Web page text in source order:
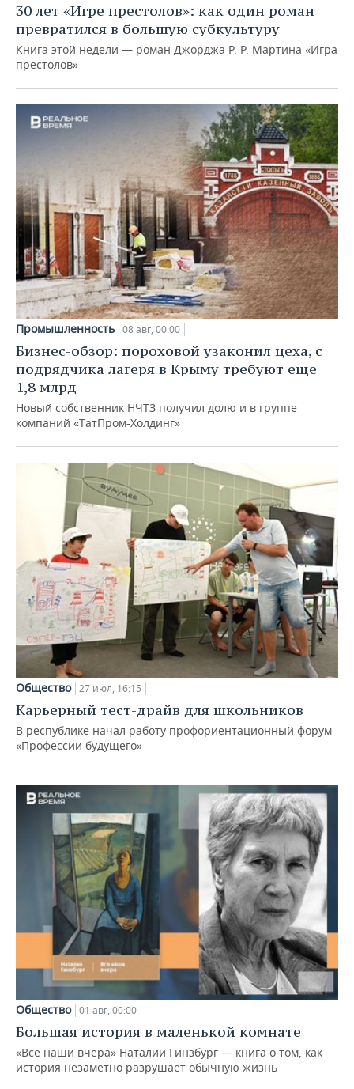
30 лет «Игре престолов»: как один роман
превратился в большую субкультуру
Книга этой недели — роман Джорджа Р. Р. Мартина «Игра
престолов»
Промышленность 08 авг, 00:00
Бизнес-обзор: пороховой узаконил цеха, с
подрядчика лагеря в Крыму требуют еще
1,8 млрд
Новый собственник НЧТЗ получил долю и в группе
компаний «ТатПром-Холдинг»
Общество 27 июл, 16:15
Карьерный тест-драйв для школьников
В республике начал работу профориентационный форум
«Профессии будущего»
Общество 01 авг, 00:00
Большая история в маленькой комнате
«Все наши вчера» Наталии Гинзбург — книга о том, как
история незаметно разрушает обычную жизнь